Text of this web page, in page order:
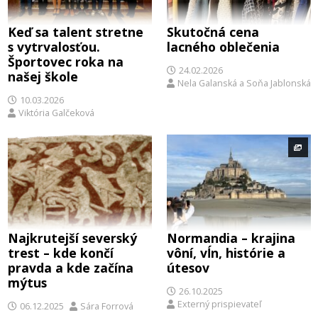
Keď sa talent stretne
s vytrvalosťou.
Športovec roka na
našej škole
10.03.2026
Viktória Galčeková
Skutočná cena
lacného oblečenia
24.02.2026
Nela Galanská a Soňa Jablonská
Najkrutejší severský
trest – kde končí
pravda a kde začína
mýtus
06.12.2025 Sára Forrová
Normandia – krajina
vôní, vĺn, histórie a
útesov
26.10.2025
Externý prispievateľ